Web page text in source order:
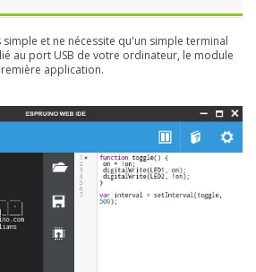
simple et ne nécessite qu'un simple terminal
au port USB de votre ordinateur, le module
application.